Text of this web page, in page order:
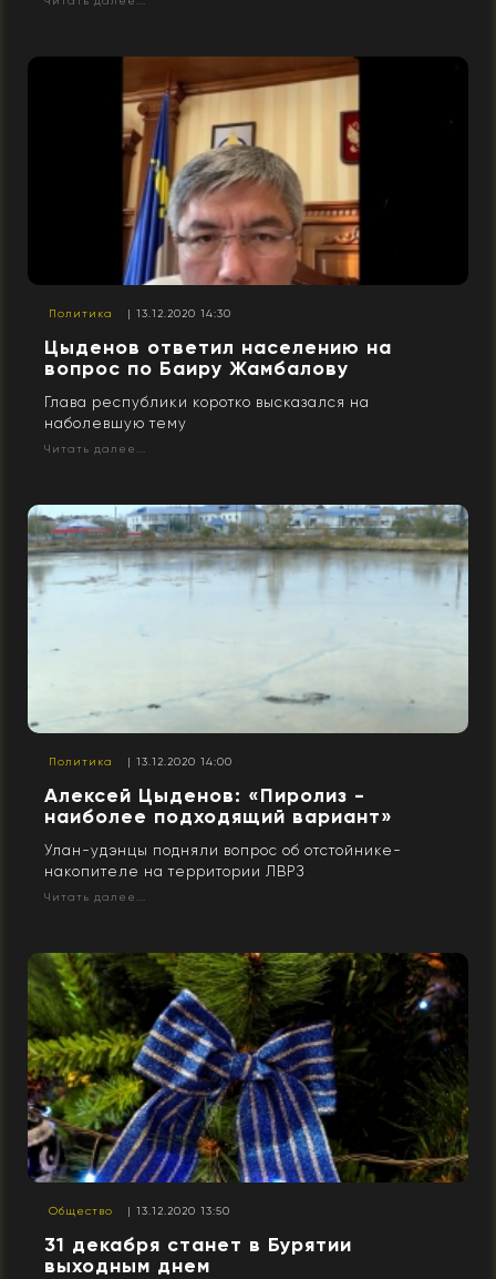
Политика | 13.12.2020 14:30
Цыденов ответил населению на
вопрос по Баиру Жамбалову
Глава республики коротко высказался на
наболевшую тему
Читать далее...
Политика | 13.12.2020 14:00
Алексей Цыденов: «Пиролиз -
наиболее подходящий вариант»
Улан-удэнцы подняли вопрос об отстойнике-
накопителе на территории ЛВРЗ
Читать далее...
Общество | 13.12.2020 13:50
31 декабря станет в Бурятии
выходным днем